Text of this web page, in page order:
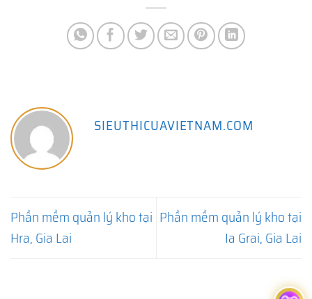
SIEUTHICUAVIETNAM.COM
Phần mềm quản lý kho tại
Hra, Gia Lai
Phần mềm quản lý kho tại
Ia Grai, Gia Lai